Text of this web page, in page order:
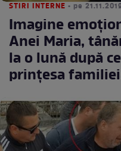
STIRI INTERNE • pe
Imagine
Anei Maria,
la o lună după
prințesa